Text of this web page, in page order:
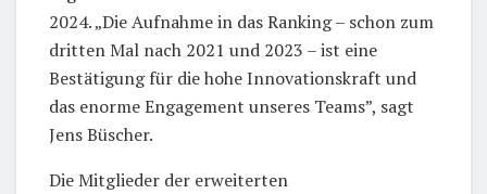
2024. „Die Aufnahme in das Ranking – schon zum
dritten Mal nach 2021 und 2023 – ist eine
Bestätigung für die hohe Innovationskraft und
das enorme Engagement unseres Teams”, sagt
Jens Büscher.
Die Mitglieder der erweiterten